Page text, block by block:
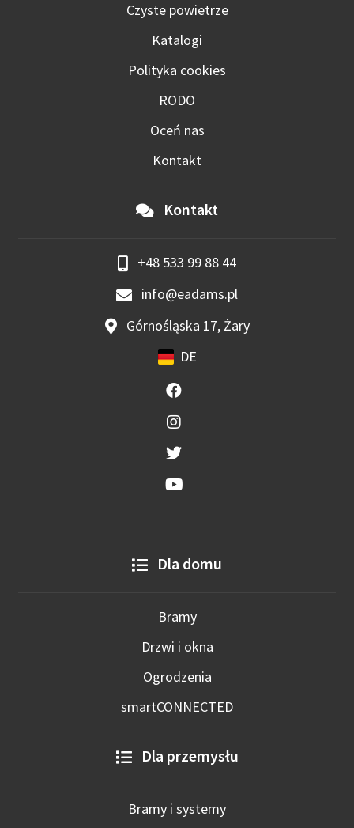
Czyste powietrze
Katalogi
Polityka cookies
RODO
Oceń nas
Kontakt
Kontakt
+48 533 99 88 44
info@eadams.pl
Górnośląska 17, Żary
DE
Dla domu
Bramy
Drzwi i okna
Ogrodzenia
smartCONNECTED
Dla przemysłu
Bramy i systemy